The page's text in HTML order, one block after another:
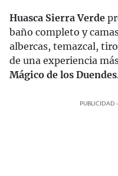
Huasca Sierra Verde
baño completo y
albercas, temazcal,
de una experiencia
Mágico de los Duendes
PUBLICIDAD